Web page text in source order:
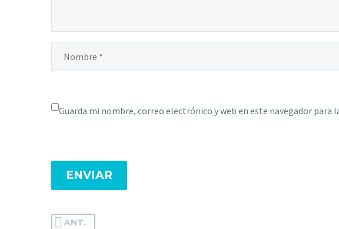
Guarda mi nombre, correo electrónico y web en este navegador para
ENVIAR
ANT.